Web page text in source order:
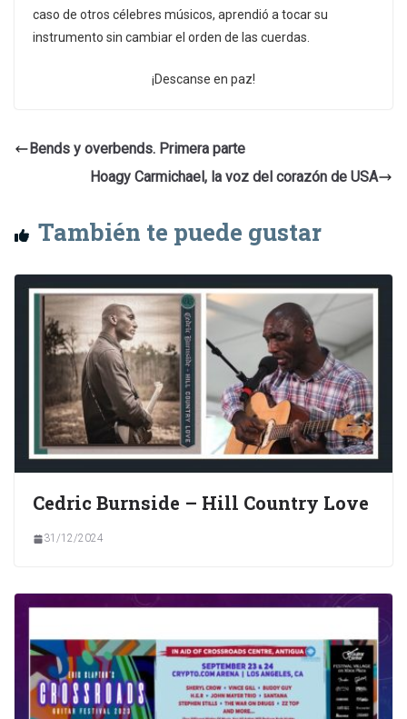
caso de otros célebres músicos, aprendió a tocar su
instrumento sin cambiar el orden de las cuerdas.
¡Descanse en paz!
Bends y overbends. Primera parte
Hoagy Carmichael, la voz del corazón de USA
También te puede gustar
Cedric Burnside – Hill Country Love
31/12/2024